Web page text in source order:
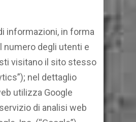
informazioni, in forma
numero degli utenti e
visitano il sito stesso
nel dettaglio
utilizza Google
di analisi web